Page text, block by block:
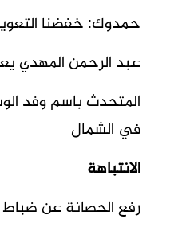
حمدوك: خفضنا التعويضات الأمريكية
عبد الرحمن المهدي
المتحدث باسم وفد
في الشمال
الانتباهة
رفع الحصانة عن